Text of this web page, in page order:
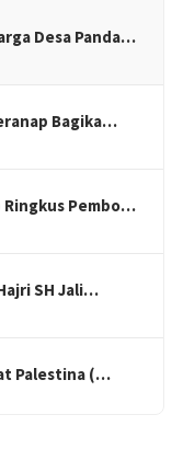
Desa Panda…
Bagika…
Ringkus Pembo…
SH Jali…
Palestina (…